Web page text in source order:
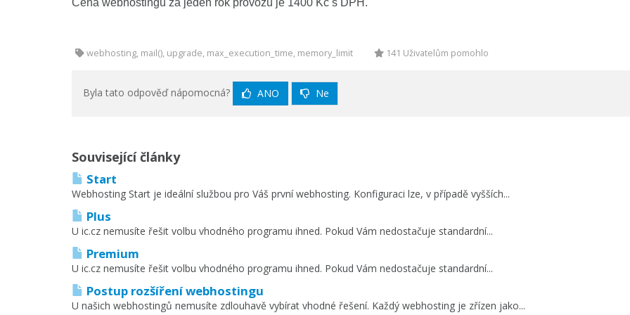
Cena webhostingu za jeden rok provozu je 1400 Kč s DPH.
webhosting, mail(), upgrade, max_execution_time, memory_limit 141 Uživatelům pomohlo
Byla tato odpověď nápomocná? ANO Ne
Související články
Start
Webhosting Start je ideální službou pro Váš první webhosting. Konfiguraci lze, v případě vyšších...
Plus
U ic.cz nemusíte řešit volbu vhodného programu ihned. Pokud Vám nedostačuje standardní...
Premium
U ic.cz nemusíte řešit volbu vhodného programu ihned. Pokud Vám nedostačuje standardní...
Postup rozšíření webhostingu
U našich webhostingů nemusíte zdlouhavě vybírat vhodné řešení. Každý webhosting je zřízen jako...